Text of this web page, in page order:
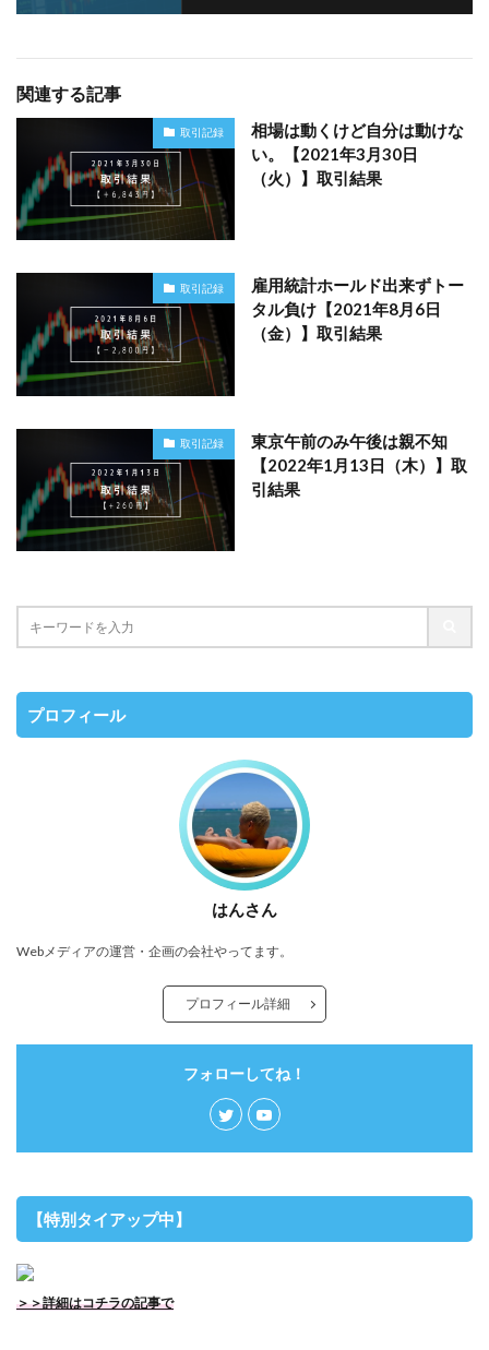
関連する記事
取引記録
相場は動くけど自分は動けな
い。【2021年3月30日
（火）】取引結果
取引記録
雇用統計ホールド出来ずトー
タル負け【2021年8月6日
（金）】取引結果
取引記録
東京午前のみ午後は親不知
【2022年1月13日（木）】取
引結果
プロフィール
はんさん
Webメディアの運営・企画の会社やってます。
プロフィール詳細
フォローしてね！
【特別タイアップ中】
＞＞詳細はコチラの記事で